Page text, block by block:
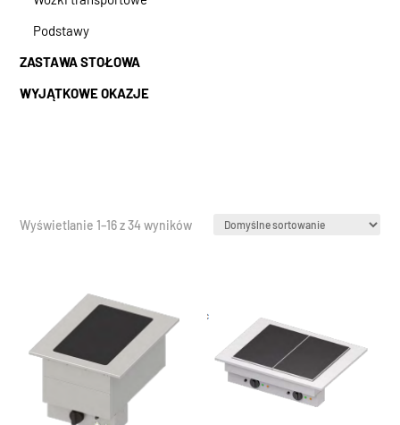
Podstawy
ZASTAWA STOŁOWA
WYJĄTKOWE OKAZJE
Wyświetlanie 1–16 z 34 wyników